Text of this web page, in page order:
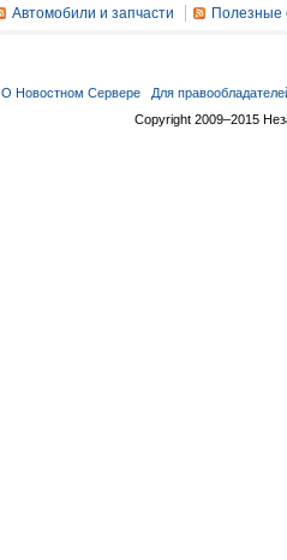
Автомобили и запчасти Полезные
О Новостном Сервере
Для
Copyright 2009–2015